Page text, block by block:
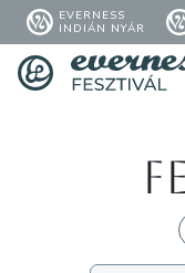
EVERNESS
INDIÁN NYÁR